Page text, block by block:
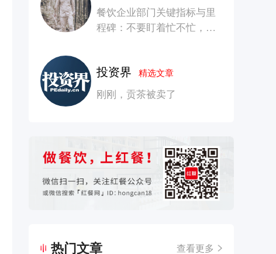
餐饮企业部门关键指标与里
程碑：不要盯着忙不忙，要
投资界精选文章
刚刚，贡茶被卖了
热门文章 查看更多